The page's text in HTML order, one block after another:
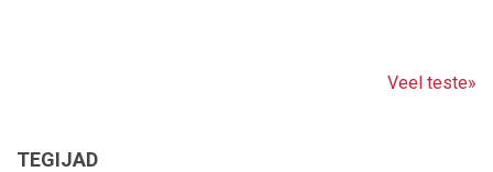
Veel teste»
TEGIJAD